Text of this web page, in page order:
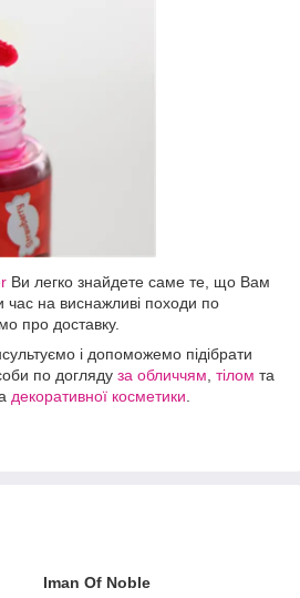
Ви легко знайдете саме те, що Вам
час на виснажливі походи по
про доставку.
і допоможемо підібрати
по догляду за обличчям тілом та
декоративної косметики
Iman Of Noble